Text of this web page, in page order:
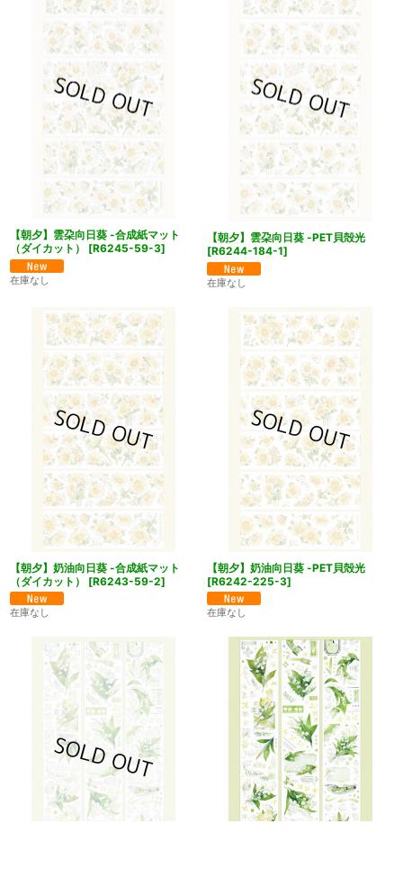
【朝夕】雲朶向日葵 -合成紙マット
（ダイカット）
[R6245-59-3]
在庫なし
【朝夕】雲朶向日葵 -PET貝殻光
[R6244-184-1]
在庫なし
【朝夕】奶油向日葵 -合成紙マット
（ダイカット）
[R6243-59-2]
在庫なし
【朝夕】奶油向日葵 -PET貝殻光
[R6242-225-3]
在庫なし